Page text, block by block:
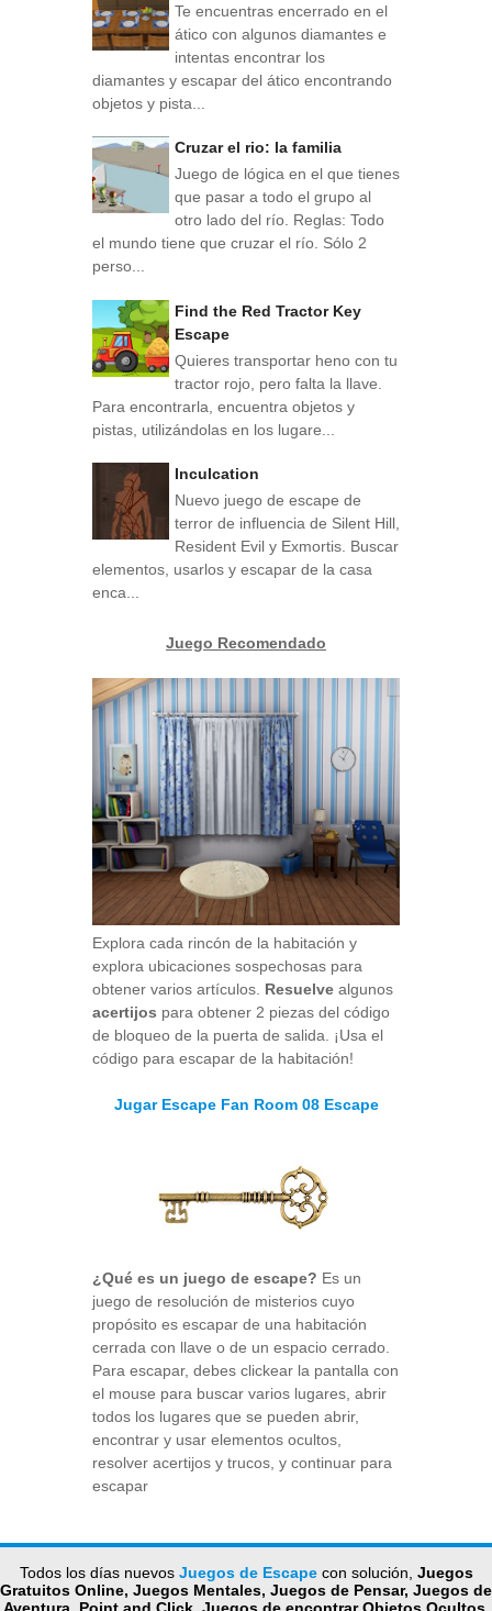
Te encuentras encerrado en el
ático con algunos diamantes e
intentas encontrar los
diamantes y escapar del ático encontrando
objetos y pista...
Cruzar el rio: la familia
Juego de lógica en el que tienes
que pasar a todo el grupo al
otro lado del río. Reglas: Todo
el mundo tiene que cruzar el río. Sólo 2
perso...
Find the Red Tractor Key
Escape
Quieres transportar heno con tu
tractor rojo, pero falta la llave.
Para encontrarla, encuentra objetos y
pistas, utilizándolas en los lugare...
Inculcation
Nuevo juego de escape de
terror de influencia de Silent Hill,
Resident Evil y Exmortis. Buscar
elementos, usarlos y escapar de la casa
enca...
Juego Recomendado
Explora cada rincón de la habitación y
explora ubicaciones sospechosas para
obtener varios artículos. Resuelve algunos
acertijos para obtener 2 piezas del código
de bloqueo de la puerta de salida. ¡Usa el
código para escapar de la habitación!
Jugar Escape Fan Room 08 Escape
¿Qué es un juego de escape? Es un
juego de resolución de misterios cuyo
propósito es escapar de una habitación
cerrada con llave o de un espacio cerrado.
Para escapar, debes clickear la pantalla con
el mouse para buscar varios lugares, abrir
todos los lugares que se pueden abrir,
encontrar y usar elementos ocultos,
resolver acertijos y trucos, y continuar para
escapar
Todos los días nuevos Juegos de Escapecon solución, Juegos
Gratuitos Online, Juegos Mentales, Juegos de Pensar, Juegos de
Aventura, Point and Click, Juegos de encontrar Objetos Ocultos,